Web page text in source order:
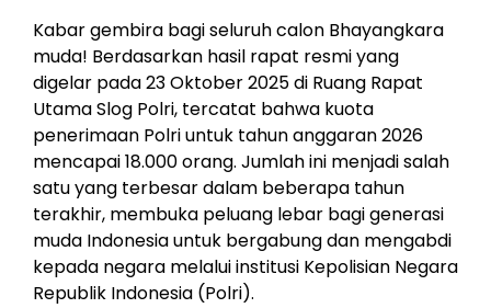
Kabar gembira bagi seluruh calon Bhayangkara
muda! Berdasarkan hasil rapat resmi yang
digelar pada 23 Oktober 2025 di Ruang Rapat
Utama Slog Polri, tercatat bahwa kuota
penerimaan Polri untuk tahun anggaran 2026
mencapai 18.000 orang. Jumlah ini menjadi salah
satu yang terbesar dalam beberapa tahun
terakhir, membuka peluang lebar bagi generasi
muda Indonesia untuk bergabung dan mengabdi
kepada negara melalui institusi Kepolisian Negara
Republik Indonesia (Polri).